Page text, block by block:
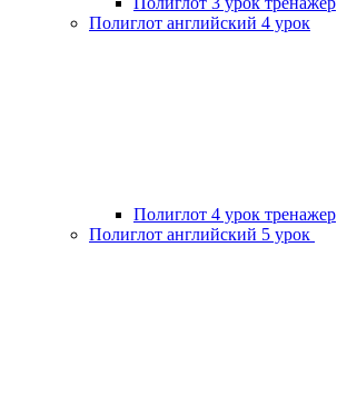
Полиглот английский 4 урок
Полиглот 4 урок тренажер
Полиглот английский 5 урок